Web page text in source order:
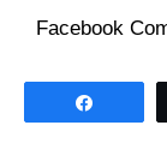
Facebook